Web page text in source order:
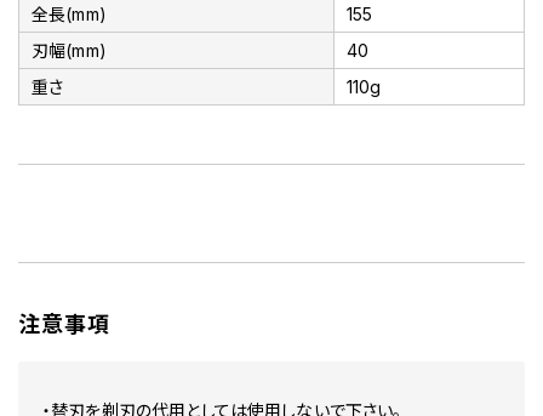
全長(mm)
155
刃幅(mm)
40
重さ
110g
注意事項
・替刃を剃刃の代用としては使用しないで下さい。